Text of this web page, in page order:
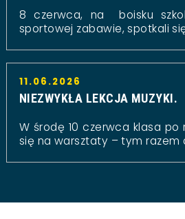
8 czerwca, na boisku
sportowej zabawie, spotkali
11.06.2026
NIEZWYKŁA LEKCJA MUZYKI.
W środę 10 czerwca klasa po
się na warsztaty – tym razem